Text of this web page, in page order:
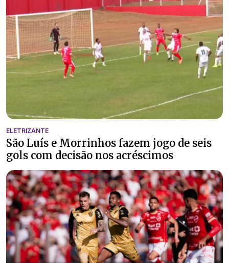
ELETRIZANTE
São Luís e Morrinhos fazem jogo de seis
gols com decisão nos acréscimos